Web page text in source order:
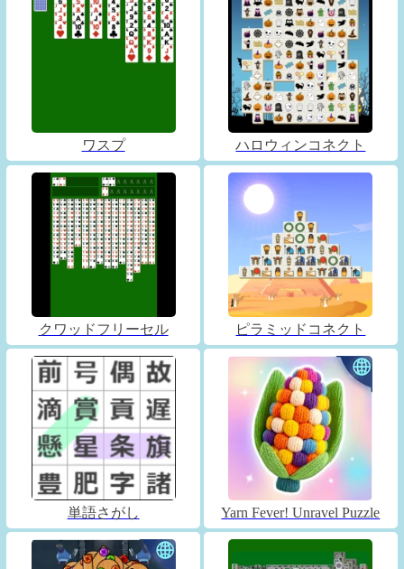
ワスプ ハロウィンコネクト
クワッドフリーセル ピラミッドコネクト
単語さがし Yarn Fever! Unravel Puzzle